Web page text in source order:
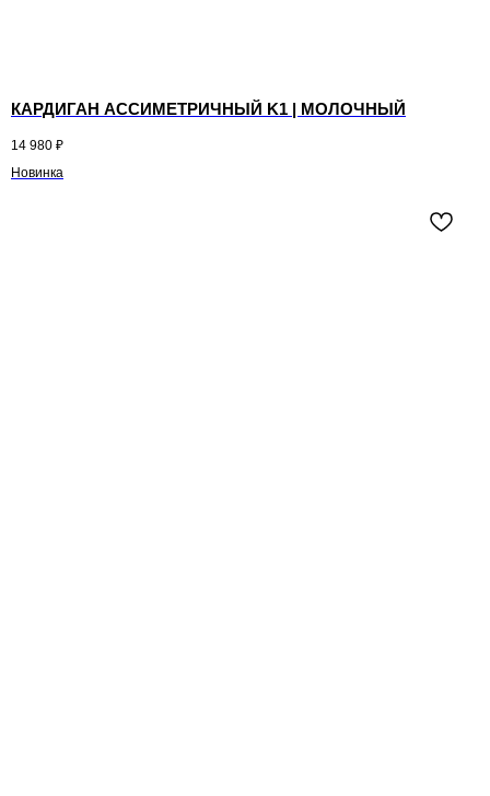
КАРДИГАН АССИМЕТРИЧНЫЙ K1 | МОЛОЧНЫЙ
14 980 ₽
Новинка